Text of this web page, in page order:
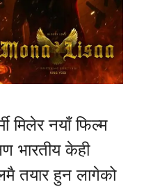
मिलेर नयाँ फिल्म
भारतीय केही
तयार हुन लागेको